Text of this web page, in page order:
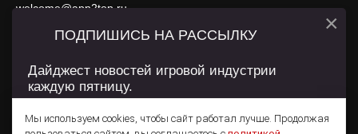
welcome@app2top.ru
При использовании материалов активная ссылка на
Сайт использует IP адреса, cookie, данные геолокации
использования содержатся вПолитике конфиденциальностии
Мы используем cookies, чтобы сайт работал лучше. Продолжая
ПОДПИШИСЬ НА РАССЫЛКУ
Дайджест новостей игровой индустрии
каждую пятницу.
×